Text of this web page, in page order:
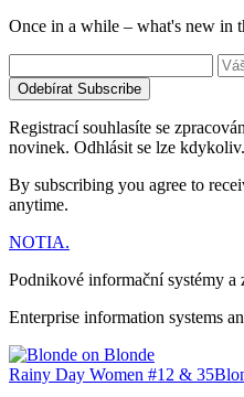
Once in a while – what's new in
Odebírat Subscribe
Registrací souhlasíte se
novinek. Odhlásit se lze kdykoliv.
By subscribing you agree to
anytime.
NOTIA.
Podnikové informační systémy
Enterprise information systems
Rainy Day Women #12 & 35